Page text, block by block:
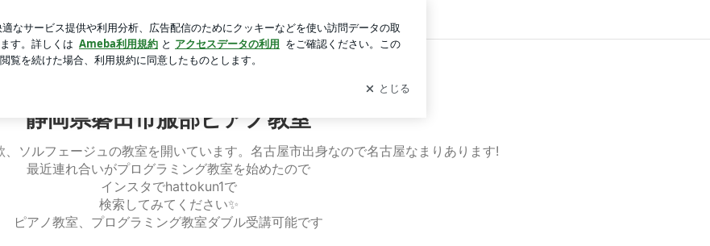
市服部ピアノ教室
ランチ ログイン
静岡県磐田市服部ピアノ教室
ソルフェージュの教室を開いています。名古屋市出身なので名古屋なまりあります!
最近連れ合いがプログラミング教室を始めたので
インスタでhattokun1で
検索してみてください✨
ピアノ教室、プログラミング教室ダブル受講可能です